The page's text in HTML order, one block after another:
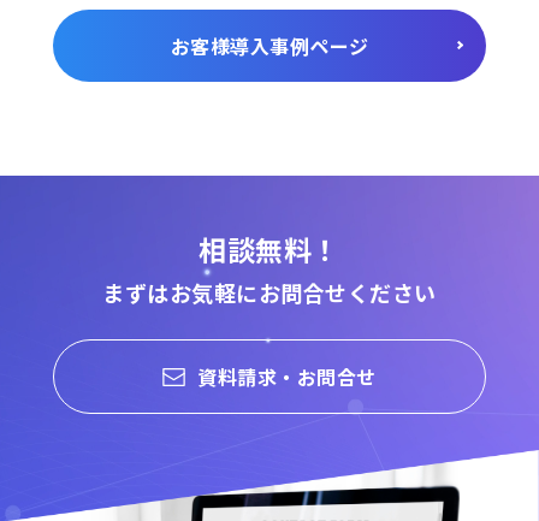
お客様導入事例ページ
相談無料！
まずはお気軽にお問合せください
資料請求・お問合せ